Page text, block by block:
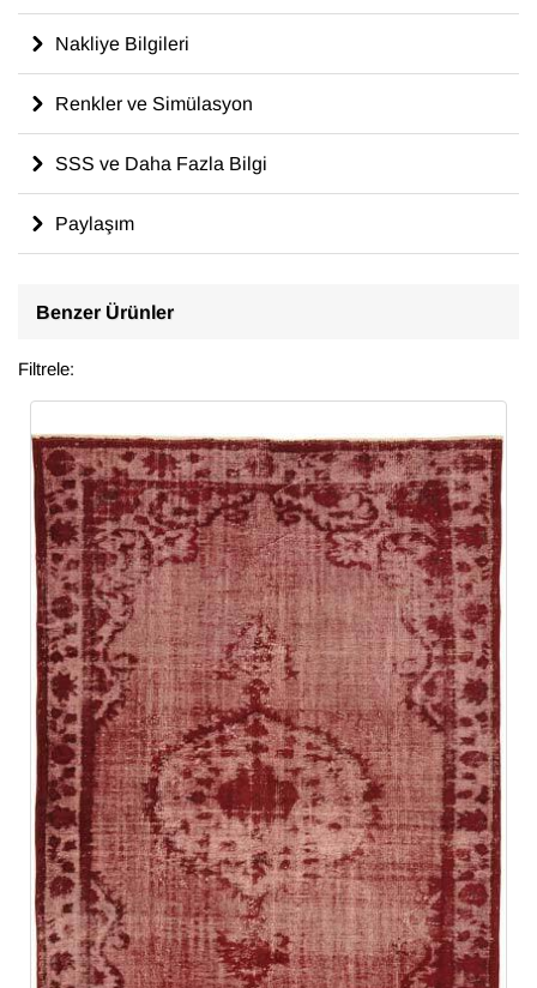
Nakliye Bilgileri
Renkler ve Simülasyon
SSS ve Daha Fazla Bilgi
Paylaşım
Benzer Ürünler
Filtrele: